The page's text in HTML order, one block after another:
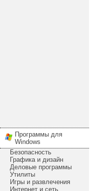
Программы для
Windows
Безопасность
Графика и дизайн
Деловые программы
Утилиты
Игры и развлечения
Интернет и сеть